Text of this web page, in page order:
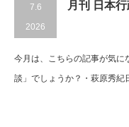
7.6
2026
月刊 日本
今月は、こちらの記事が気に
談」でしょうか？・萩原秀紀